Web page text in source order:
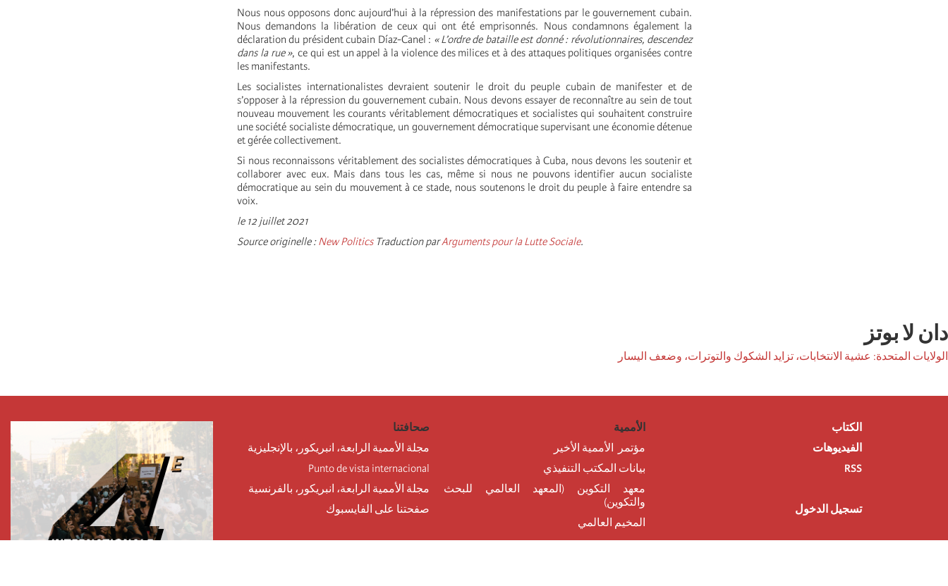
Nous nous opposons donc aujourd’hui à la répression des manifestations par le gouvernement cubain.
Nous demandons la libération de ceux qui ont été emprisonnés. Nous condamnons également la
déclaration du président cubain Díaz-Canel : « L’ordre de bataille est donné : révolutionnaires, descendez
dans la rue », ce qui est un appel à la violence des milices et à des attaques politiques organisées contre
les manifestants.
Les socialistes internationalistes devraient soutenir le droit du peuple cubain de manifester et de
s’opposer à la répression du gouvernement cubain. Nous devons essayer de reconnaître au sein de tout
nouveau mouvement les courants véritablement démocratiques et socialistes qui souhaitent construire
une société socialiste démocratique, un gouvernement démocratique supervisant une économie détenue
et gérée collectivement.
Si nous reconnaissons véritablement des socialistes démocratiques à Cuba, nous devons les soutenir et
collaborer avec eux. Mais dans tous les cas, même si nous ne pouvons identifier aucun socialiste
démocratique au sein du mouvement à ce stade, nous soutenons le droit du peuple à faire entendre sa
voix.
le 12 juillet 2021
Source originelle :New Politics Traduction parArguments pour la Lutte Sociale.
دان لا بوتز
الولايات المتحدة: عشية الانتخابات، تزايد الشكوك والتوترات، وضعف اليسار
صحافتنا
مجلة الأممية الرابعة، انبريكور، بالإنجليزية
Punto de vista internacional
مجلة الأممية الرابعة، انبريكور، بالفرنسية
صفحتنا على الفايسبوك
الأممية
مؤتمر الأممية الأخير
بيانات المكتب التنفيذي
معهد التكوين (المعهد العالمي للبحث
والتكوين)
المخيم العالمي
الكتاب
الفيديوهات
RSS
تسجيل الدخول